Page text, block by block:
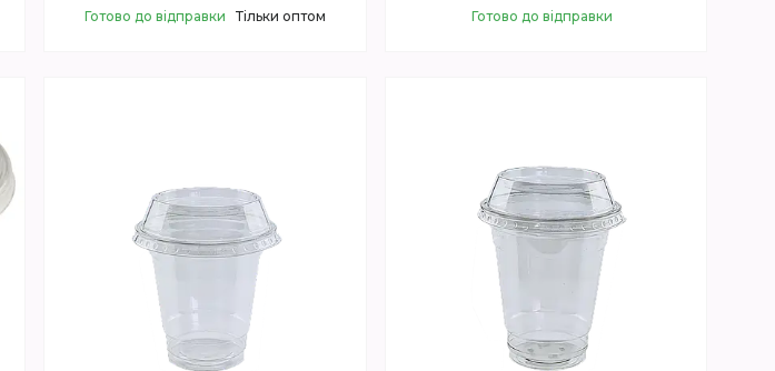
Готово до відправки Тільки оптом Готово до відправки